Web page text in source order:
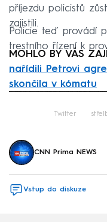
příjezdu policistů
zajistili.
Policie teď provádí
trestního řízení k
MOHLO BY VÁS
nařídili Petrovi
skončila v kómatu
Twitter
CNN Prima NEWS
Vstup do diskuze